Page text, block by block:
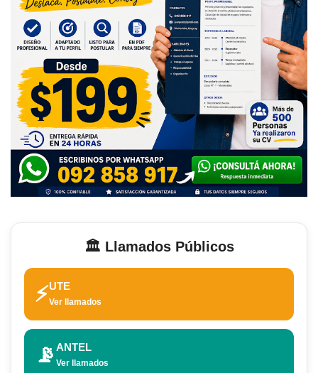
🏛️ Llamados Públicos
⚡UTE
Ver llamados
📡 ANTEL
Ver llamados